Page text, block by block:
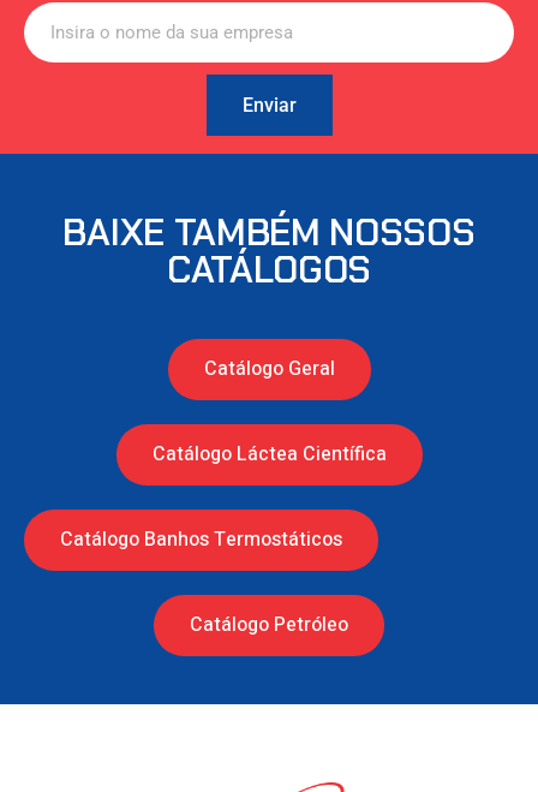
Enviar
BAIXE TAMBÉM NOSSOS
CATÁLOGOS
Catálogo Geral
Catálogo Láctea Científica
Catálogo Banhos Termostáticos
Catálogo Petróleo